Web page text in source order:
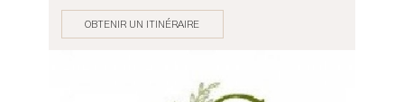
OBTENIR UN ITINÉRAIRE